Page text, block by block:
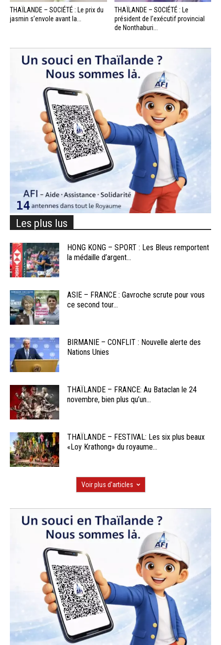
THAÏLANDE – SOCIÉTÉ : Le prix du
jasmin s’envole avant la...
THAÏLANDE – SOCIÉTÉ : Le
président de l’exécutif provincial
de Nonthaburi...
Les plus lus
HONG KONG – SPORT : Les Bleus remportent
la médaille d’argent...
ASIE – FRANCE : Gavroche scrute pour vous
ce second tour...
BIRMANIE – CONFLIT : Nouvelle alerte des
Nations Unies
THAÏLANDE – FRANCE: Au Bataclan le 24
novembre, bien plus qu’un...
THAÏLANDE – FESTIVAL: Les six plus beaux
«Loy Krathong» du royaume...
Voir plus d'articles